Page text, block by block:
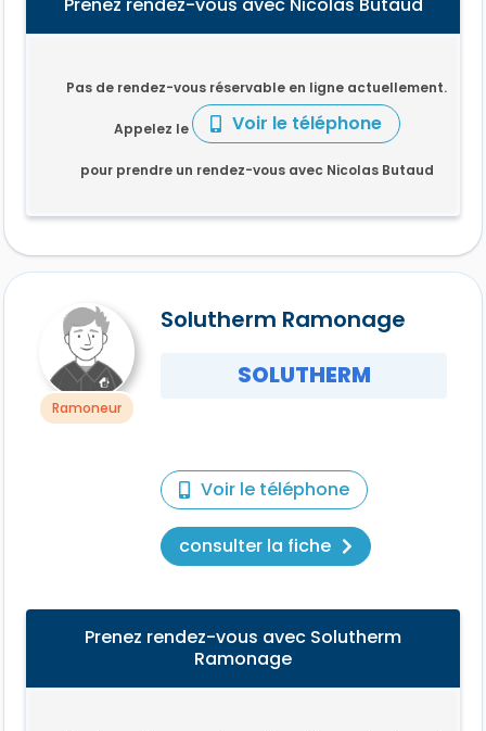
Pas de rendez-vous réservable en ligne actuellement.
Appelez le Voir le téléphone
pour prendre un rendez-vous avec Nicolas Butaud
Ramoneur
Solutherm Ramonage
SOLUTHERM
Voir le téléphone
consulter la fiche
Prenez rendez-vous avec Solutherm
Ramonage